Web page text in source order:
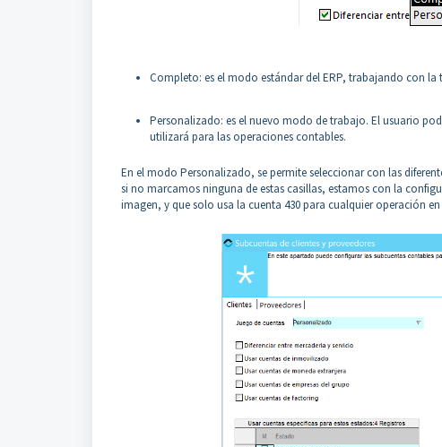
Completo: es el modo estándar del ERP, trabajando con
Personalizado: es el nuevo modo de trabajo. El usuario
utilizará para las operaciones contables.
En el modo Personalizado, se permite seleccionar con las
si no marcamos ninguna de estas casillas, estamos con la
imagen, y que solo usa la cuenta 430 para cualquier operación en